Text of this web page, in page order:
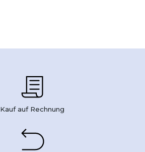
Kauf auf Rechnung